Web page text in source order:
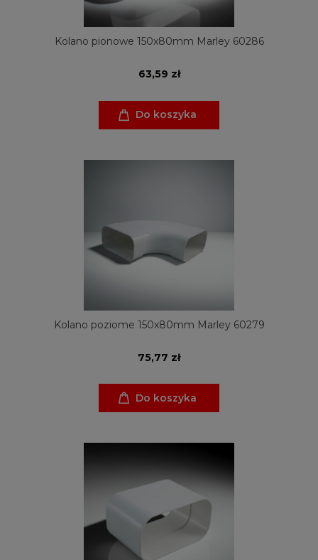
Kolano pionowe 150x80mm Marley 60286
63,59 zł
Do koszyka
Kolano poziome 150x80mm Marley 60279
75,77 zł
Do koszyka